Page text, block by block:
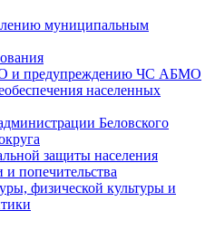
муниципальным
и предупреждению ЧС АБМО
населенных
Беловского
защиты населения
попечительства
физической культуры и